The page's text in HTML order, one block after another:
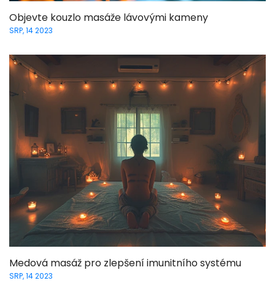
Objevte kouzlo masáže lávovými kameny
SRP, 14 2023
Medová masáž pro zlepšení imunitního systému
SRP, 14 2023